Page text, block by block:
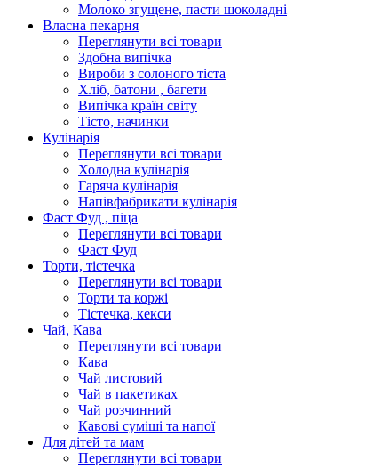
Молоко згущене, пасти шоколадні
Власна пекарня
Переглянути всі товари
Здобна випічка
Вироби з солоного тіста
Хліб, батони , багети
Випічка країн світу
Тісто, начинки
Кулінарія
Переглянути всі товари
Холодна кулінарія
Гаряча кулінарія
Напівфабрикати кулінарія
Фаст Фуд , піца
Переглянути всі товари
Фаст Фуд
Торти, тістечка
Переглянути всі товари
Торти та коржі
Тістечка, кекси
Чай, Кава
Переглянути всі товари
Кава
Чай листовий
Чай в пакетиках
Чай розчинний
Кавові суміші та напої
Для дітей та мам
Переглянути всі товари